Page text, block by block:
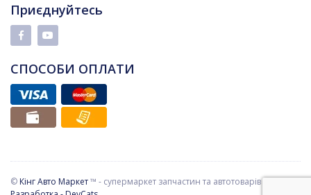
Приєднуйтесь
СПОСОБИ ОПЛАТИ
© Кінг Авто Маркет™ - супермаркет запчастин та автотоварів